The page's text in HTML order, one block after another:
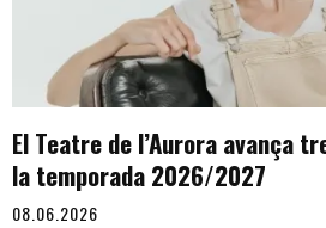
El Teatre de l’Aurora avança
la temporada 2026/2027
08.06.2026